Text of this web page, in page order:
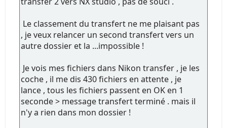
Le classement du transfert ne me plaisant pas
, je veux relancer un second transfert vers un
autre dossier et la ...impossible !
Je vois mes fichiers dans Nikon transfer , je les
coche , il me dis 430 fichiers en attente , je
lance , tous les fichiers passent en OK en 1
seconde > message transfert terminé . mais il
n'y a rien dans mon dossier !